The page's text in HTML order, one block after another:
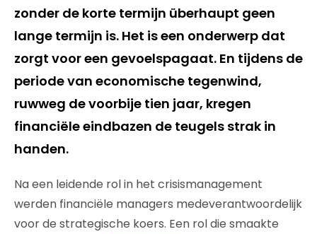
zonder de korte termijn überhaupt geen
lange termijn is. Het is een onderwerp dat
zorgt voor een gevoelspagaat. En tijdens de
periode van economische tegenwind,
ruwweg de voorbije tien jaar, kregen
financiële eindbazen de teugels strak in
handen.
Na een leidende rol in het crisismanagement
werden financiële managers medeverantwoordelijk
voor de strategische koers. Een rol die smaakte